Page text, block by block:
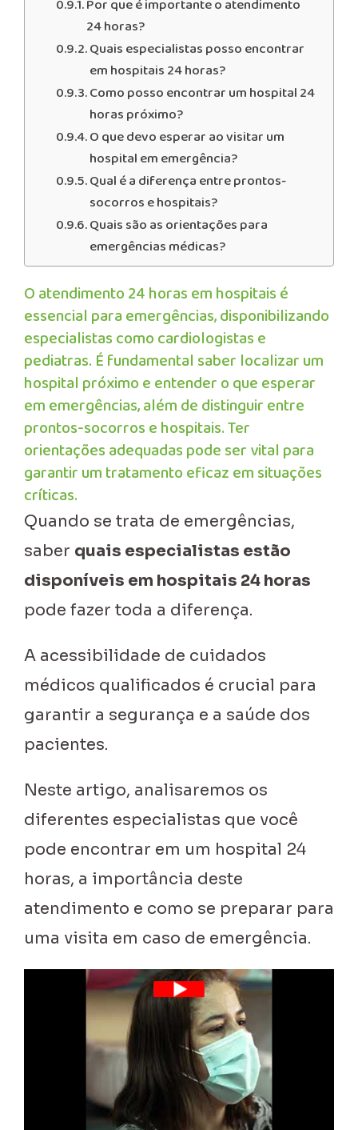
Por que é importante o atendimento
24 horas?
Quais especialistas posso encontrar
em hospitais 24 horas?
Como posso encontrar um hospital 24
horas próximo?
O que devo esperar ao visitar um
hospital em emergência?
Qual é a diferença entre prontos-
socorros e hospitais?
Quais são as orientações para
emergências médicas?
O atendimento 24 horas em hospitais é
essencial para emergências, disponibilizando
especialistas como cardiologistas e
pediatras. É fundamental saber localizar um
hospital próximo e entender o que esperar
em emergências, além de distinguir entre
prontos-socorros e hospitais. Ter
orientações adequadas pode ser vital para
garantir um tratamento eficaz em situações
críticas.
Quando se trata de emergências,
saber quais especialistas estão
disponíveis em hospitais 24 horas
pode fazer toda a diferença.
A acessibilidade de cuidados
médicos qualificados é crucial para
garantir a segurança e a saúde dos
pacientes.
Neste artigo, analisaremos os
diferentes especialistas que você
pode encontrar em um hospital 24
horas, a importância deste
atendimento e como se preparar para
uma visita em caso de emergência.